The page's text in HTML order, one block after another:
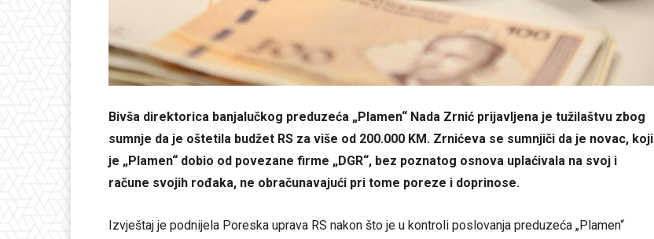
Bivša direktorica banjalučkog preduzeća „Plamen“ Nada Zrnić prijavljena je tužilaštvu zbog
sumnje da je oštetila budžet RS za više od 200.000 KM. Zrnićeva se sumnjiči da je novac, koji
je „Plamen“ dobio od povezane firme „DGR“, bez poznatog osnova uplaćivala na svoj i
račune svojih rođaka, ne obračunavajući pri tome poreze i doprinose.
Izvještaj je podnijela Poreska uprava RS nakon što je u kontroli poslovanja preduzeća „Plamen“